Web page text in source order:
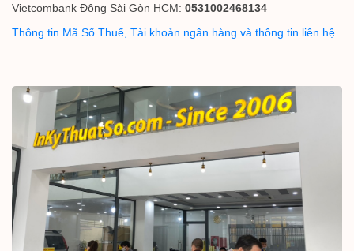
Vietcombank Đông Sài Gòn HCM: 0531002468134
Thông tin Mã Số Thuế, Tài khoản ngân hàng và thông tin liên hệ